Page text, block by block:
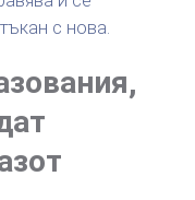
с нова.